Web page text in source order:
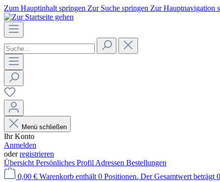
Zum Hauptinhalt springen Zur Suche springen Zur Hauptnavigation
Menü schließen
Ihr Konto
Anmelden
oderregistrieren
Übersicht Persönliches Profil Adressen Bestellungen
0,00 € Warenkorb enthält 0 Positionen. Der Gesamtwert beträgt